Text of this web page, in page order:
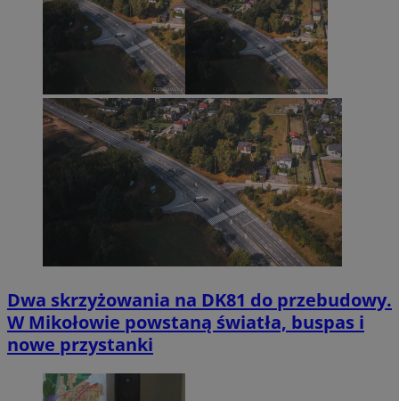
Dwa skrzyżowania na DK81 do przebudowy.
W Mikołowie powstaną światła, buspas i
nowe przystanki